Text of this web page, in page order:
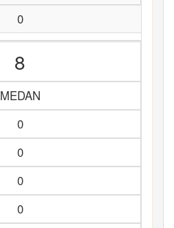
0
8
MEDAN
0
0
0
0